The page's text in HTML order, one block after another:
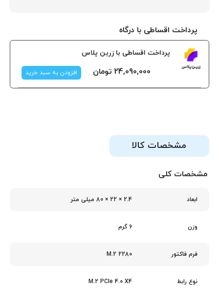
پرداخت اقساطی با درگاه
پرداخت اقساطی با زرین پلاس
24,090,000 تومان افزودن به سبد خرید
مشخصات کالا
مشخصات کلی
ابعاد 2.4 × 22 × 80 میلی‌ متر
وزن 6 گرم
فرم فاکتور M.2 2280
نوع رابط M.2 PCIe 4.0 X4